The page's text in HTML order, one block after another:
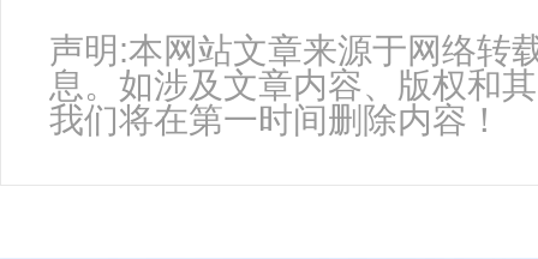
声明:本网站文章来源于网络转
息。如涉及文章内容、版权和
我们将在第一时间删除内容！